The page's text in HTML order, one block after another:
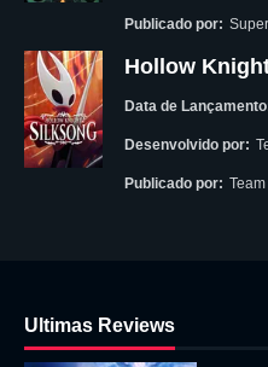
Publicado por:
Hollow
Data de
Desenvolvido por:
Publicado por:
Ultimas Reviews